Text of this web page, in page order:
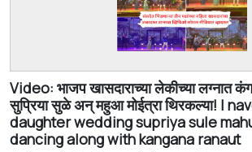
Video: भाजप खासदाराच्या लेकीच्या लग्नात
सुप्रिया सुळे अन् महुआ मोईत्रा थिरकल्या! |
daughter wedding supriya sule
dancing along with kangana ranaut